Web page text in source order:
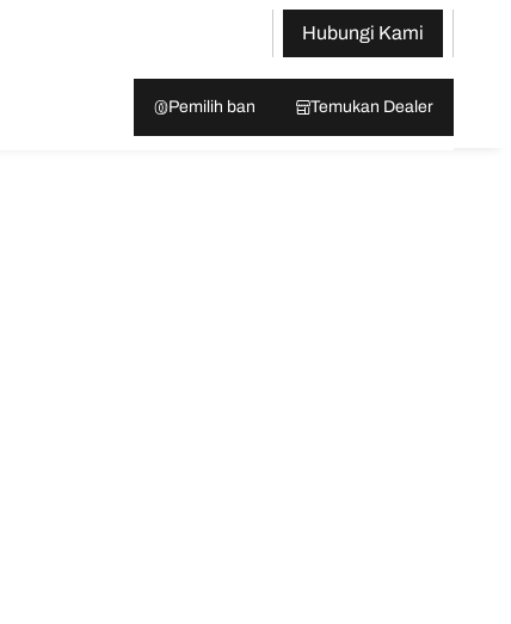
Hubungi Kami
Pemilih ban Temukan Dealer